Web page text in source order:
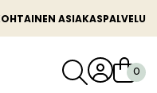
ASIAKASPALVELU